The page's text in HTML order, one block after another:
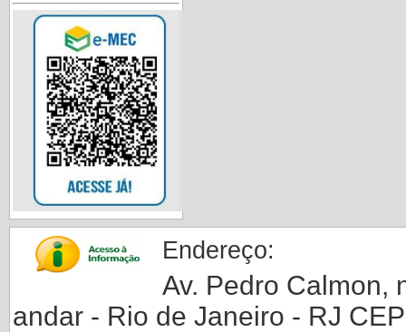
Endereço:
Av. Pedro Calmon,
andar - Rio de Janeiro - RJ